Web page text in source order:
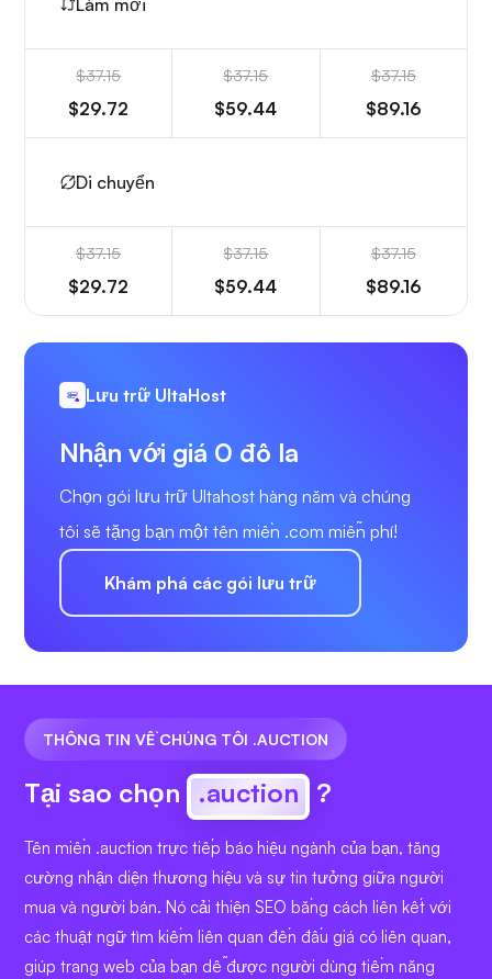
Làm mới
$37.15
$29.72
$37.15
$59.44
$37.15
$89.16
Di chuyển
$37.15
$29.72
$37.15
$59.44
$37.15
$89.16
Lưu trữ UltaHost
Nhận với giá 0 đô la
Chọn gói lưu trữ Ultahost hàng năm và chúng
tôi sẽ tặng bạn một tên miền .com miễn phí!
Khám phá các gói lưu trữ
THÔNG TIN VỀ CHÚNG TÔI .AUCTION
Tại sao chọn .auction ?
Tên miền .auction trực tiếp báo hiệu ngành của bạn, tăng
cường nhận diện thương hiệu và sự tin tưởng giữa người
mua và người bán. Nó cải thiện SEO bằng cách liên kết với
các thuật ngữ tìm kiếm liên quan đến đấu giá có liên quan,
giúp trang web của bạn dễ được người dùng tiềm năng